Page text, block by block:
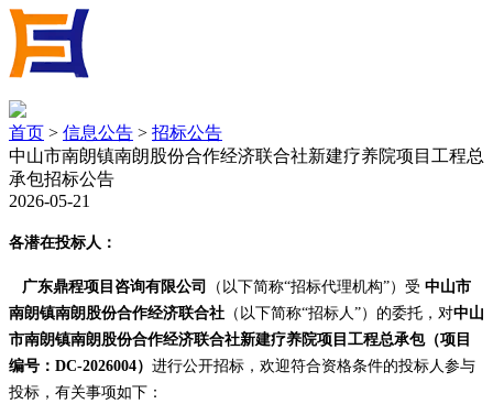
首页 > 信息公告 > 招标公告
中山市南朗镇南朗股份合作经济联合社新建疗养院项目工程总
承包招标公告
2026-05-21
各潜在投标人：
广东鼎程项目咨询有限公司 （ 以下简称“招标代理机构”） 受 中山市
南朗镇南朗股份合作经济联合社 （以下简称“招标人”） 的委托，对中山
市南朗镇南朗股份合作经济联合社新建疗养院项目工程总承包（项目
编号： DC-2026004） 进行公开招标， 欢迎符合资格条件的投标人参与
投标，有关事项如下：